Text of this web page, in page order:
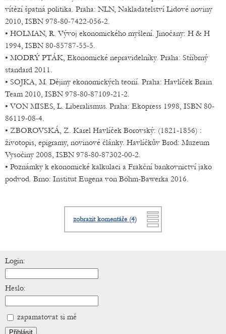
vítězí špatná politika. Praha: NLN, Nakladatelství Lidové noviny
2010, ISBN 978-80-7422-056-2.
• HOLMAN, R. Vývoj ekonomického myšlení. Jinočany: H & H
1994, ISBN 80-85787-55-5.
• MODRÝ PTÁK, Ekonomické nepravidelníky. Praha: Stříbrný
standard 2011.
• SOJKA, M. Dějiny ekonomických teorií. Praha: Havlíček Brain
Team 2010, ISBN 978-80-87109-21-2.
• VON MISES, L. Liberalismus. Praha: Ekopress 1998, ISBN 80-
86119-08-4.
• ZBOROVSKÁ, Z. Karel Havlíček Borovský: (1821-1856) :
životopis, epigramy, novinové články. Havlíčkův Brod: Muzeum
Vysočiny 2008, ISBN 978-80-87302-00-2.
• Poznámky k ekonomické kalkulaci a Frakční bankovnictví jako
podvod. Brno: Institut Eugena von Böhm-Bawerka 2016.
zobrazit komentáře (4)
Login:
Heslo:
zapamatovat si mě